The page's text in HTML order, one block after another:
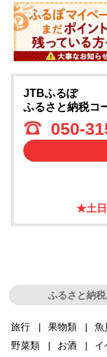
JTBふるぽ
ふるさと納税コ
050-
★土日
ふるさと納
旅行 果物類 魚
野菜類
お酒 イ